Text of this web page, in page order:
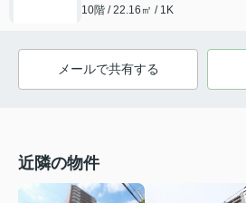
10階 / 22.16㎡ / 1K
メールで共有する
近隣の物件